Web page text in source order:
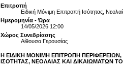
Επιτροπή
Ειδική Μόνιμη Επιτροπή Ισότητας,
Ημερομηνία - Ώρα
14/05/2026 12:00
Χώρος Συνεδρίασης
Αίθουσα Γερουσίας
Η ΕΙΔΙΚΗ ΜΟΝΙΜΗ ΕΠΙΤΡΟΠΗ
ΙΣΟΤΗΤΑΣ, ΝΕΟΛΑΙΑΣ ΚΑΙ ΔΙΚΑΙΩΜΑΤΩΝ